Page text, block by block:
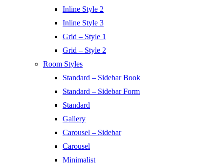
Inline Style 2
Inline Style 3
Grid – Style 1
Grid – Style 2
Room Styles
Standard – Sidebar Book
Standard – Sidebar Form
Standard
Gallery
Carousel – Sidebar
Carousel
Minimalist